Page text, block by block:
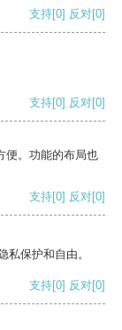
支持[0] 反对[0]
支持[0] 反对[0]
便。功能的布局也
支持[0] 反对[0]
保护和自由。
支持[0] 反对[0]